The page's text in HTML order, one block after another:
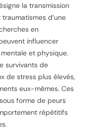
la transmission
d’une
en
influencer
et physique.
survivants de
de stress plus élevés,
eux-mêmes. Ces
forme de peurs
répétitifs